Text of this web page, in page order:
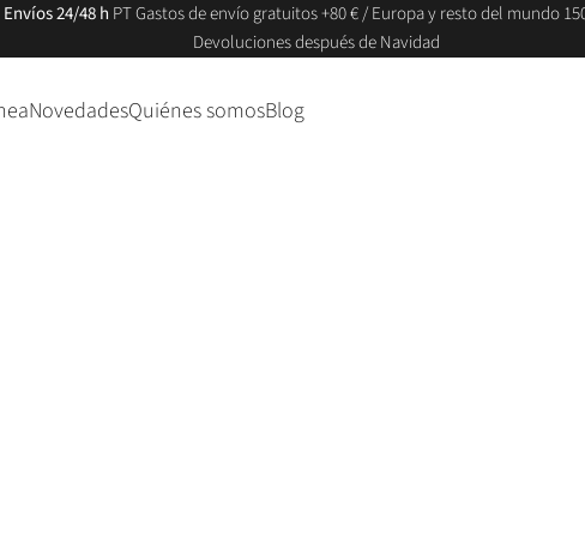
Envíos 24/48 h PT Gastos de envío gratuitos +80 € / Europa y resto del mundo
Devoluciones después de Navidad
NovedadesQuiénes somosBlog